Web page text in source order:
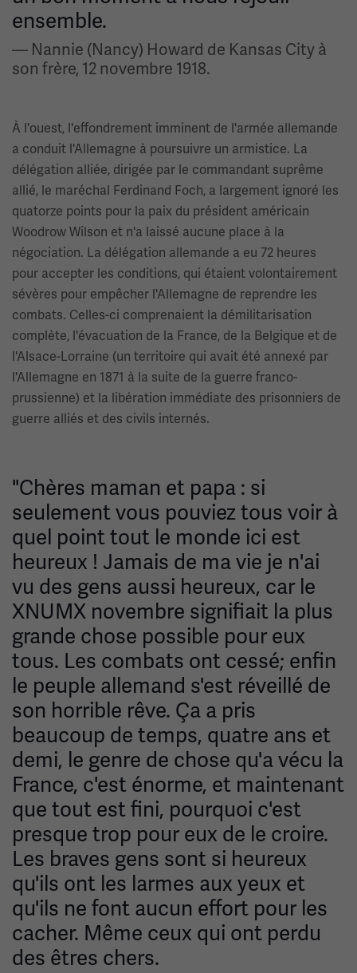
ensemble.
— Nannie (Nancy) Howard de Kansas City à
son frère, 12 novembre 1918.
À l'ouest, l'effondrement imminent de l'armée allemande
a conduit l'Allemagne à poursuivre un armistice. La
délégation alliée, dirigée par le commandant suprême
allié, le maréchal Ferdinand Foch, a largement ignoré les
quatorze points pour la paix du président américain
Woodrow Wilson et n'a laissé aucune place à la
négociation. La délégation allemande a eu 72 heures
pour accepter les conditions, qui étaient volontairement
sévères pour empêcher l'Allemagne de reprendre les
combats. Celles-ci comprenaient la démilitarisation
complète, l'évacuation de la France, de la Belgique et de
l'Alsace-Lorraine (un territoire qui avait été annexé par
l'Allemagne en 1871 à la suite de la guerre franco-
prussienne) et la libération immédiate des prisonniers de
guerre alliés et des civils internés.
"Chères maman et papa : si
seulement vous pouviez tous voir à
quel point tout le monde ici est
heureux ! Jamais de ma vie je n'ai
vu des gens aussi heureux, car le
XNUMX novembre signifiait la plus
grande chose possible pour eux
tous. Les combats ont cessé; enfin
le peuple allemand s'est réveillé de
son horrible rêve. Ça a pris
beaucoup de temps, quatre ans et
demi, le genre de chose qu'a vécu la
France, c'est énorme, et maintenant
que tout est fini, pourquoi c'est
presque trop pour eux de le croire.
Les braves gens sont si heureux
qu'ils ont les larmes aux yeux et
qu'ils ne font aucun effort pour les
cacher. Même ceux qui ont perdu
des êtres chers.